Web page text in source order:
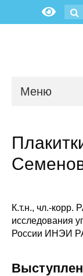
Меню
К.т.н., чл.-корр.
исследования
России ИНЭИ